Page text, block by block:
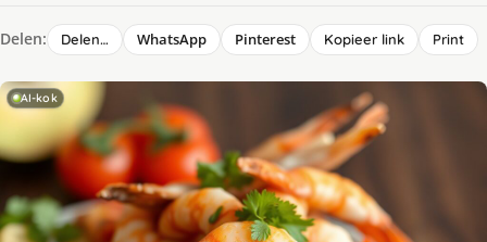
Delen: Delen… WhatsApp Pinterest Kopieer link Print
AI-kok